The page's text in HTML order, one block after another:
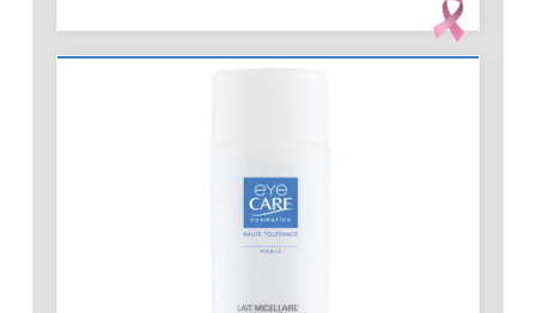
IN DEN WARENKORB